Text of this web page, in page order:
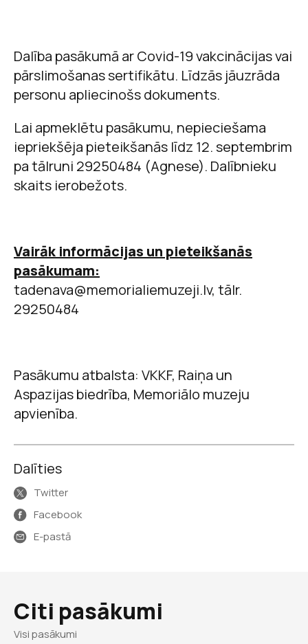
Dalība pasākumā ar Covid-19 vakcinācijas vai
pārslimošanas sertifikātu. Līdzās jāuzrāda
personu apliecinošs dokuments.
Lai apmeklētu pasākumu, nepieciešama
iepriekšēja pieteikšanās līdz 12. septembrim
pa tālruni 29250484 (Agnese). Dalībnieku
skaits ierobežots.
Vairāk informācijas un pieteikšanās
pasākumam:
tadenava@memorialiemuzeji.lv, tālr.
29250484
Pasākumu atbalsta: VKKF, Raiņa un
Aspazijas biedrība, Memoriālo muzeju
apvienība.
Dalīties
Twitter
Facebook
E-pastā
Citi pasākumi
Visi pasākumi